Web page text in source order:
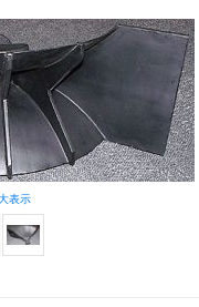
表示